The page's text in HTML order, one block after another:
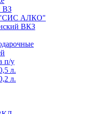
ВЗ
"СИС АЛКО"
ВКЗ
п/у
л.
л.